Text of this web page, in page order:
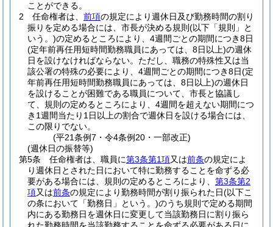
ことができる。
2
任命権者は、 前項の規定により週休日及び勤務時間の割り
振りを定める場合には、市長が決める規則 (以下「規則」と
いう。)の定めるところにより、4週間ごとの期間につき8日
(定年前再任用短時間勤務職員にあっては、8日以上)の週休
日を設けなければならない。 ただし、職務の特殊性又は当
該公署の特殊の必要により、4週間ごとの期間につき8日(定
年前再任用短時間勤務職員にあっては、8日以上)の週休日
を設けることが困難である職員について、市長と協議し
て、規則の定めるところにより、4週間を超えない期間につ
き1週間当たり1日以上の割合で週休日を設ける場合には、
この限りでない。
(平21条例7・令4条例20・一部改正)
(週休日の振替等)
第5条
任命権者は、職員に第3条第1項又は前条の規定によ
り週休日とされた日において特に勤務することを命ずる必
要がある場合には、規則の定めるところにより、 第3条第2
項又は前条の規定により勤務時間が割り振られた日(以下こ
の条において「勤務日」という。)のうち規則で定める期間
内にある勤務日を週休日に変更して当該勤務日に割り振ら